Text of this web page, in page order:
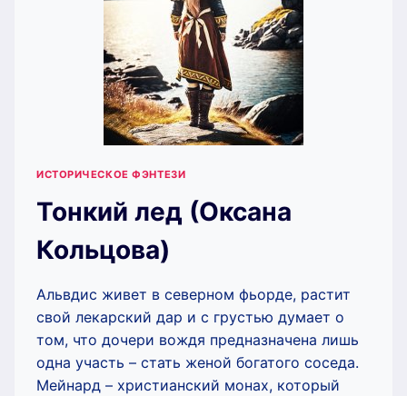
ИСТОРИЧЕСКОЕ ФЭНТЕЗИ
Тонкий лед (Оксана
Кольцова)
Альвдис живет в северном фьорде, растит
свой лекарский дар и с грустью думает о
том, что дочери вождя предназначена лишь
одна участь – стать женой богатого соседа.
Мейнард – христианский монах, который